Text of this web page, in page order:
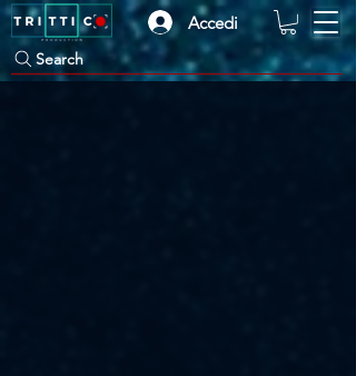
Accedi
Search